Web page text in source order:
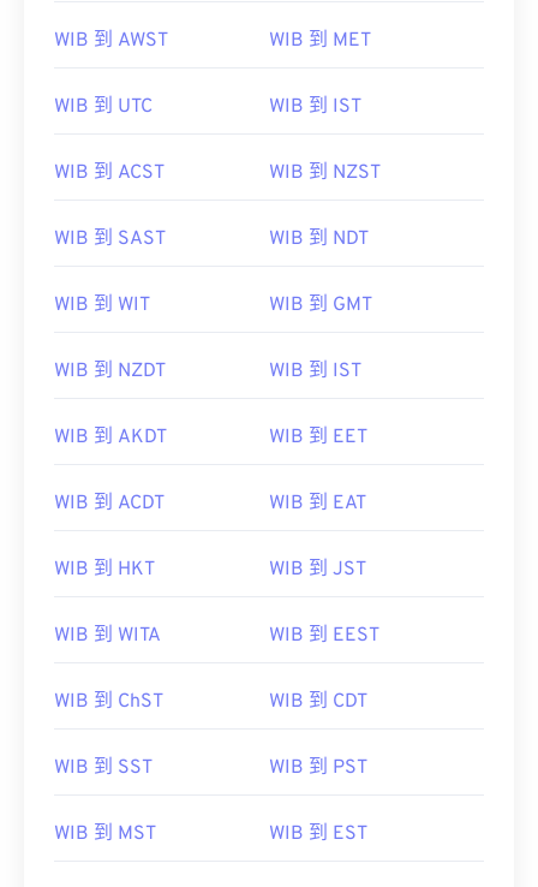
WIB 到 AWST WIB 到 MET
WIB 到 UTC WIB 到 IST
WIB 到 ACST WIB 到 NZST
WIB 到 SAST WIB 到 NDT
WIB 到 WIT WIB 到 GMT
WIB 到 NZDT WIB 到 IST
WIB 到 AKDT WIB 到 EET
WIB 到 ACDT WIB 到 EAT
WIB 到 HKT WIB 到 JST
WIB 到 WITA WIB 到 EEST
WIB 到 ChST WIB 到 CDT
WIB 到 SST WIB 到 PST
WIB 到 MST WIB 到 EST